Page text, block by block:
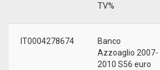
TV%
IT0004278674
Banco
Azzoaglio 2007-
2010 S56 euro